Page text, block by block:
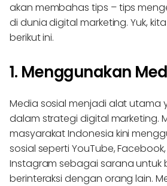
akan membahas tips – tips
di dunia digital marketing. Yuk,
berikut ini.
1. Menggunakan
Media sosial menjadi alat utama
dalam strategi digital marketing.
masyarakat Indonesia kini
sosial seperti YouTube,
Instagram sebagai sarana untuk
berinteraksi dengan orang lain.